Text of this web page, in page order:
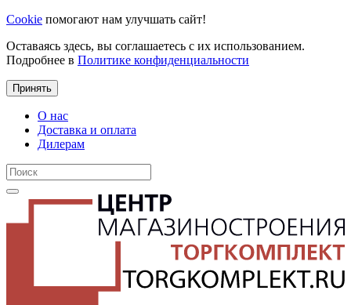
Cookie помогают нам улучшать сайт!
Оставаясь здесь, вы соглашаетесь с их использованием.
Подробнее в Политике конфиденциальности
Принять
О нас
Доставка и оплата
Дилерам